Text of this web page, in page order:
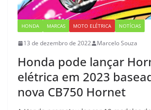
HONDA MARCAS MOTO ELÉTRICA NOTÍCIAS
13 de dezembro de 2022 Marcelo Souza
Honda pode lançar
elétrica em 2023
nova CB750 Hornet